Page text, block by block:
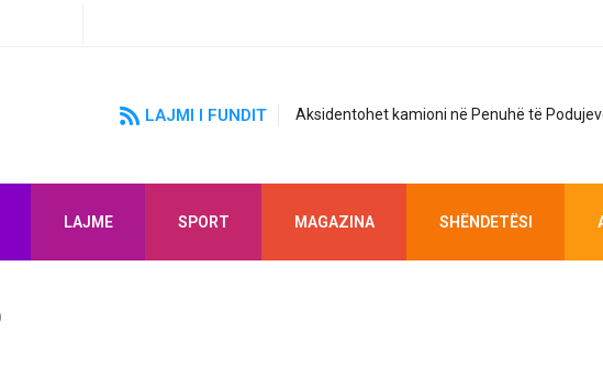
LAJMI I FUNDIT Aksidentohet kamioni në Penuhë të
LAJME SPORT MAGAZINA SHËNDETËSI